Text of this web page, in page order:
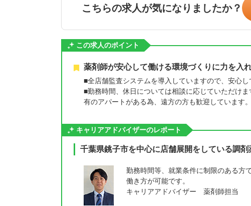
こちらの求人が気になりましたか？
この求人のポイント
薬剤師が安心して働ける環境づくりに力を入れ
■全店舗監査システムを導入していますので、安心し
■勤務時間、休日については相談に応じていただけ
有のアパートがある為、遠方の方も歓迎しています。
キャリアアドバイザーのレポート
千葉県銚子市を中心に店舗展開をしている調剤
勤務時間等、就業条件に制限のある方
働き方が可能です。
キャリアアドバイザー 薬剤師担当